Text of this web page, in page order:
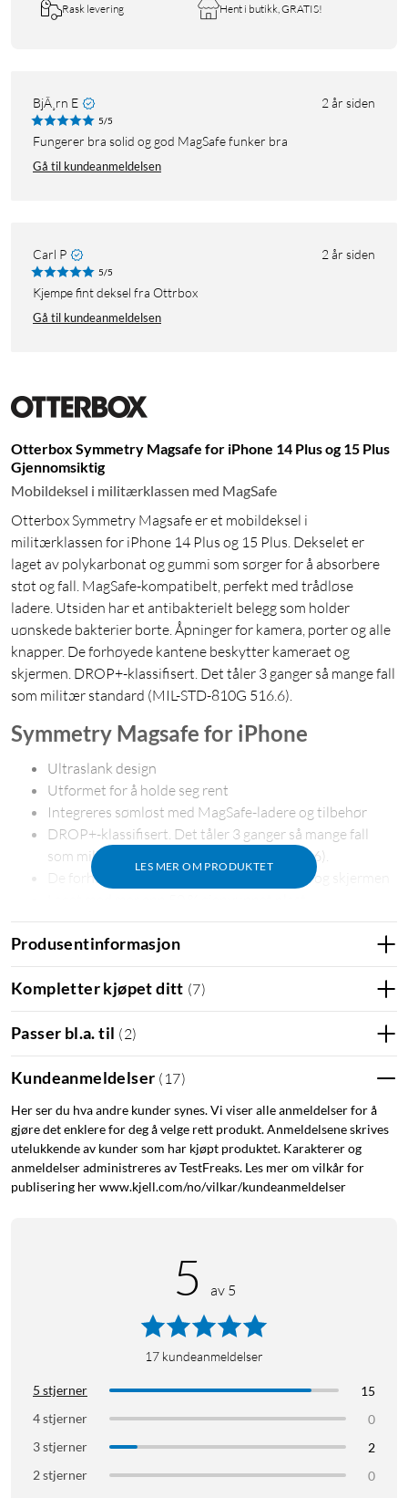
Rask levering Hent i butikk, GRATIS!
BjÃ¸rn E 2 år siden
5/5
Fungerer bra solid og god MagSafe funker bra
Gå til kundeanmeldelsen
Carl P 2 år siden
5/5
kjempe fint deksel fra Ottrbox
Gå til kundeanmeldelsen
Otterbox Symmetry Magsafe for iPhone 14 Plus og 15 Plus
Gjennomsiktig
Mobildeksel i militærklassen med MagSafe
Otterbox Symmetry Magsafe er et mobildeksel i
militærklassen for iPhone 14 Plus og 15 Plus. Dekselet er
laget av polykarbonat og gummi som sørger for å absorbere
støt og fall. MagSafe-kompatibelt, perfekt med trådløse
ladere. Utsiden har et antibakterielt belegg som holder
uønskede bakterier borte. Åpninger for kamera, porter og alle
knapper. De forhøyede kantene beskytter kameraet og
skjermen. DROP+-klassifisert. Det tåler 3 ganger så mange fall
som militær standard (MIL-STD-810G 516.6).
LES MER OM PRODUKTET
Symmetry Magsafe for iPhone
Ultraslank design
Utformet for å holde seg rent
Integreres sømløst med MagSafe-ladere og tilbehør
DROP+-klassifisert. Det tåler 3 ganger så mange fall
som militær standard (MIL-STD-810G 516.6).
De forhøyede kantene beskytter kameraet og skjermen
5G-kompatible materialer
Robuste antimikrobielle egenskaper som beskytter
etuiet*
*Hjelper til med å beskytte etuiet mot mange vanlige
bakterier. Det beskytter ikke deg eller skjermen. Aktiv
ingrediens: sølvfosfatglass.
Få så mye som mulig ut av din nye iPhone med Symmetry
MagSafe. Dette iPhone-etuiet viser den flotte designen på
iPhonen din og er utviklet med tanke på sømløs integrering
med MagSafe-ladere og tilbehør. Du har tilgang til alle
knapper, egenskaper og funksjoner, og den robuste
at det går på bekostning av stil og funksjon.
Produsentinformasjon
Kompletter kjøpet ditt (7)
Passer bl.a. til (2)
Kundeanmeldelser ( 17)
Her ser du hva andre kunder synes. Vi viser alle anmeldelser for å
gjøre det enklere for deg å velge rett produkt. Anmeldelsene skrives
utelukkende av kunder som har kjøpt produktet. Karakterer og
anmeldelser administreres av TestFreaks. Les mer om vilkår for
publisering her www.kjell.com/no/vilkar/kundeanmeldelser
5 av 5
17 kundeanmeldelser
5 stjerner
15
4 stjerner
0
3 stjerner
2
2 stjerner
0